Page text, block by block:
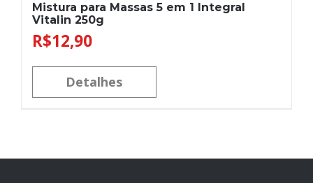
Mistura para Massas 5 em 1 Integral
Vitalin 250g
R$12,90
Detalhes